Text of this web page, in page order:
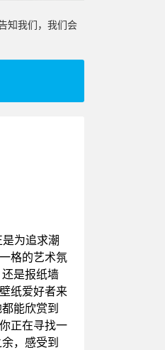
知我们，我们会
为追求潮
格的艺术氛
是报纸墙
纸爱好者来
能欣赏到
正在寻找一
，感受到